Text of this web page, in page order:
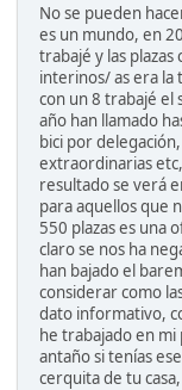
No se pueden
es un mundo, en
trabajé y las
interinos/ as era la
con un 8 trabajé el
año han llamado
bici por
extraordinarias
resultado se verá
para aquellos que
550 plazas es una
claro se nos ha
han bajado el
considerar como
dato informativo,
he trabajado en mi
antaño si tenías
cerquita de tu